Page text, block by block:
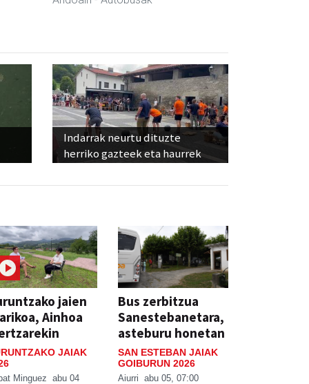
Indarrak neurtu dituzte
herriko gazteek eta haurrek
jaien
Ainhoa
JAIAK
Minguez abu 04
Bus zerbitzua
Sanestebanetara,
asteburu honetan
SAN ESTEBAN JAIAK
GOIBURUN 2026
Aiurri abu 05, 07:00